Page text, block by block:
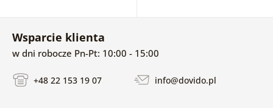
Wsparcie klienta
w dni robocze Pn-Pt: 10:00 - 15:00
+48 22 153 19 07 info@dovido.pl